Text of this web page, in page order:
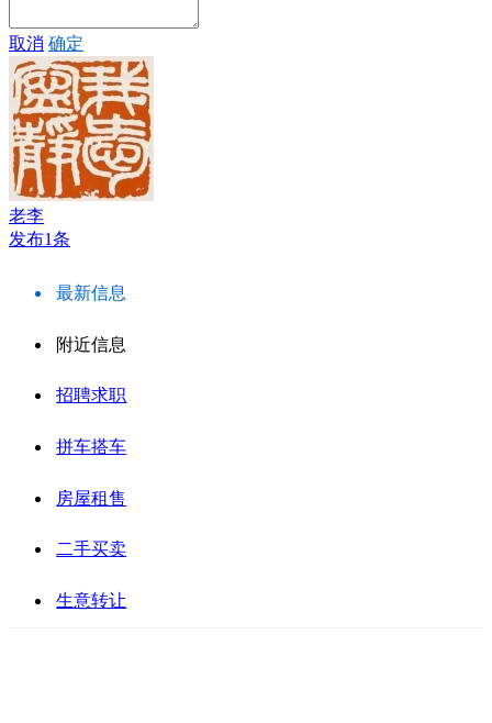
取消 确定
老李
发布1条
最新信息
附近信息
招聘求职
拼车搭车
房屋租售
二手买卖
生意转让